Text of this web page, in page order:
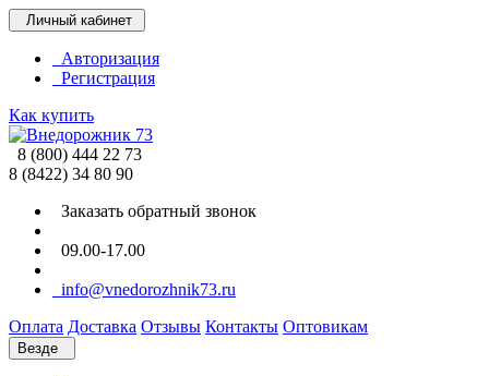
Личный кабинет
Авторизация
Регистрация
Как купить
8 (800) 444 22 73
8 (8422) 34 80 90
Заказать обратный звонок
09.00-17.00
info@vnedorozhnik73.ru
Оплата Доставка Отзывы Контакты Оптовикам
Везде